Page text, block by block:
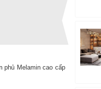
phủ Melamin cao cấp